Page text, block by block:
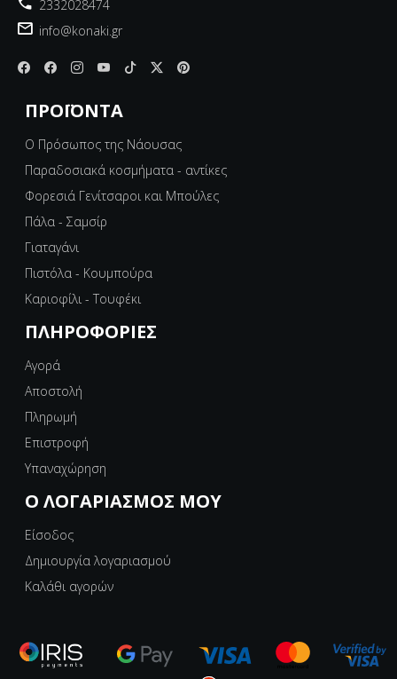
2332028474
info@konaki.gr
ΠΡΟΪΌΝΤΑ
Ο Πρόσωπος της Νάουσας
Παραδοσιακά κοσμήματα - αντίκες
Φορεσιά Γενίτσαροι και Μπούλες
Πάλα - Σαμσίρ
Γιαταγάνι
Πιστόλα - Κουμπούρα
Καριοφίλι - Τουφέκι
ΠΛΗΡΟΦΟΡΊΕΣ
Αγορά
Αποστολή
Πληρωμή
Επιστροφή
Υπαναχώρηση
Ο ΛΟΓΑΡΙΑΣΜΌΣ ΜΟΥ
Είσοδος
Δημιουργία λογαριασμού
Καλάθι αγορών